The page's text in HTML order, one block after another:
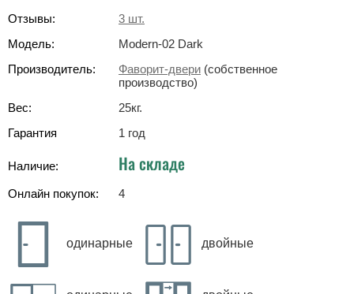
Отзывы:
3 шт.
Модель:
Modern-02 Dark
Производитель:
Фаворит-двери (собственное
производство)
Вес:
25кг.
Гарантия
1 год
Наличие: На складе
Онлайн покупок: 4
одинарные двойные